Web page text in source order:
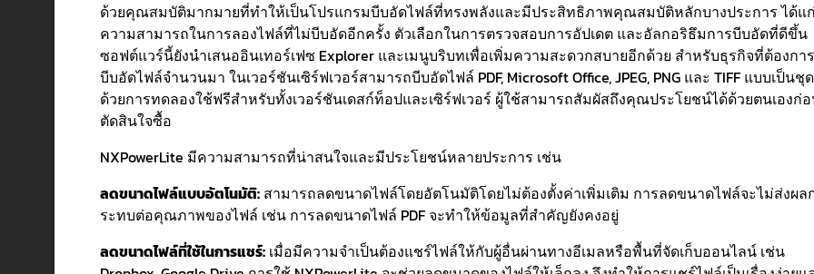
ด้วยคุณสมบัติมากมายที่ทำให้เป็นโปรแกรมบีบอัดไฟล์ที่ทรงพลังและมีประสิทธิภาพคุณสมบัติหลักบางประการ ได้แก่
ความสามารถในการลองไฟล์ที่ไม่บีบอัดอีกครั้ง ตัวเลือกในการตรวจสอบการอัปเดต และอัลกอริธึมการบีบอัดที่ดีขึ้น
ซอฟต์แวร์นี้ยังนำเสนออินเทอร์เฟซ Explorer และเมนูบริบทเพื่อเพิ่มความสะดวกสบายอีกด้วย สำหรับธุรกิจที่ต้องการ
บีบอัดไฟล์จำนวนมา ในเวอร์ชันเซิร์ฟเวอร์สามารถบีบอัดไฟล์ PDF, Microsoft Office, JPEG, PNG และ TIFF แบบเป็นชุด
ด้วยการทดลองใช้ฟรีสำหรับทั้งเวอร์ชันเดสก์ท็อปและเซิร์ฟเวอร์ ผู้ใช้สามารถสัมผัสถึงคุณประโยชน์ได้ด้วยตนเองก่
ตัดสินใจซื้อ
NXPowerLite มีความสามารถที่น่าสนใจและมีประโยชน์หลายประการ เช่น
ลดขนาดไฟล์แบบอัตโนมัติ:สามารถลดขนาดไฟล์โดยอัตโนมัติโดยไม่ต้องตั้งค่าเพิ่มเติม การลดขนาดไฟล์จะไม่ส่งผล
ระทบต่อคุณภาพของไฟล์ เช่น การลดขนาดไฟล์ PDF จะทำให้ข้อมูลที่สำคัญยังคงอยู่
ลดขนาดไฟล์ที่ใช้ในการแชร์:เมื่อมีความจำเป็นต้องแชร์ไฟล์ให้กับผู้อื่นผ่านทางอีเมลหรือพื้นที่จัดเก็บออนไลน์ เช่น